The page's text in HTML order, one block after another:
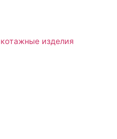
изделия